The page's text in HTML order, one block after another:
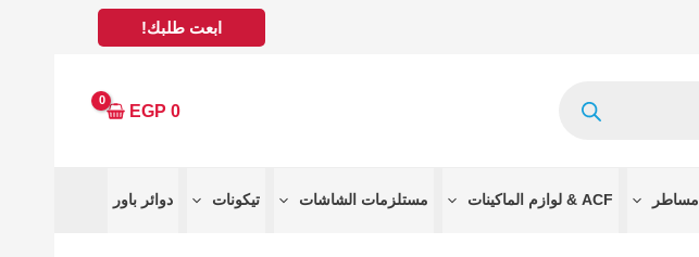
ابعت طلبك!
0
EGP
مساطر ACF & لوازم الماكينات مستلزمات الشاشات تيكونات دوائر باور